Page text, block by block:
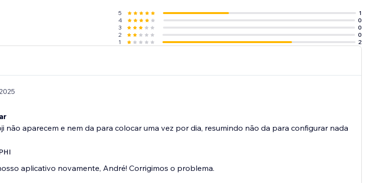
5
1
4
0
3
0
2
0
1
2
não aparecem e nem da para colocar uma vez por dia, resumindo não da para configurar nada
aplicativo novamente, André! Corrigimos o problema.